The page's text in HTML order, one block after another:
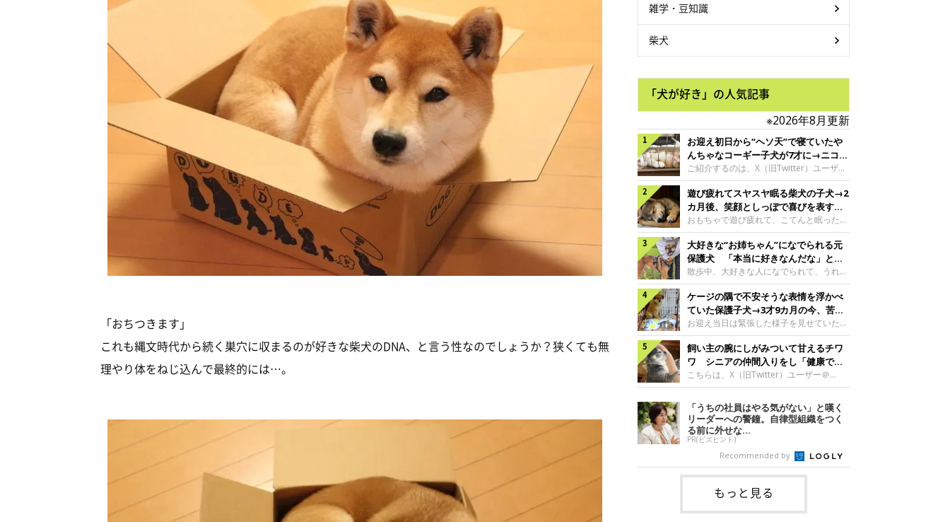
「おちつきます」
これも縄文時代から続く巣穴に収まるのが好きな柴犬のDNA、と言う性なのでしょうか？狭くても無
理やり体をねじ込んで最終的には…。
雑学・豆知識
柴犬
「犬が好き」の人気記事
※2026年8月更新
お迎え初日から“ヘソ天”で寝ていたや
んちゃなコーギー子犬が7才に→ニコニ
コ“コーギースマイル”が魅力のコに成
長！
ご紹介するのは、X（旧Twitter）ユーザー
＠Kus1oKg2vsgdWS2さんの愛犬でウェル
シュ・コーギー・ペンブロークの神楽ちゃ
ん。今年の8月で7才になるという神楽ちゃ
んですが、いったいどんな子犬時代を過ご
したのでしょうか。今回は、神楽ちゃんの
成長を飼い主さんと振り返ります！神楽ち
ゃんの成長について聞いた！お迎えから数
日後の神楽ちゃん（撮影時生後2カ月）＠
Kus1oKg2vsgdWS2――お迎え当初の神楽
ちゃんの様子について教えてください。飼
い主さん： 「お迎え当日から“ヘソ天”で寝
るようなコでし
遊び疲れてスヤスヤ眠る柴犬の子犬→2
カ月後、笑顔としっぽで喜びを表すコ
に成長！
おもちゃで遊び疲れて、こてんと眠った子
犬。あれから2カ月、表情や行動にさまざ
まな変化が見られるようになりました。遊
び疲れて眠る生後2カ月のなっちゃん遊び
疲れた様子のなっちゃん。@Pkndg_紹介
するのは、X（旧Twitter）ユーザー
@Pkndg_さんの愛犬・なっちゃん（取材
時、生後4カ月／柴犬）。こちらの写真
は、なっちゃんが生後2カ月のころに撮影
された一枚です。この日、なっちゃんは家
族と一緒におもちゃで遊んでいました。た
くさん遊んで疲れたのか、その後は眠り始
めたそうです。眠るなっちゃん。
@Pkndg_
大好きな“お姉ちゃん”になでられる元
保護犬 「本当に好きなんだな」と感
じる表情にほっこり
散歩中、大好きな人になでられて、うれし
そうな表情を見せる元保護犬。甘えるよう
な姿に、見ているこちらまでほっこりしま
す。大好きな“お姉ちゃん”に甘える小次郎
くん妹さんになでてもらい、うれしそうな
表情を見せる小次郎くん（2026年6月撮
影）。@mika_Jimmy紹介するのは、X（旧
Twitter）ユーザー@mika_Jimmyさんの愛
犬・小次郎くん（撮影時5才）。こちら
は、飼い主さんの妹さんと一緒に散歩をし
日、飼い主さんは実家から自宅へ帰る途
中、妹さんと公園で待ち合わせ
ケージの隅で不安そうな表情を浮かべ
ていた保護子犬→3才9カ月の今、苦手
を克服し頼もしいコに成長！
お迎え当日は緊張した様子を見せていた元
野犬の保護子犬。あれから約3年半、苦手
だったことを一つひとつ克服し、家族に寄
り添う姿を見せています。お迎え当日、ケ
ージの隅で不安そうにお迎え当日のシルビ
アちゃん。@nemonemotos今回紹介する
のは、X（旧Twitter）ユーザー
@nemonemotosさんの愛犬・シルビアち
ゃん（撮影当時、生後推定2カ月）。飼い
主さんが「#最初に撮った一枚」として投
稿した写真には、ケージの隅で不安そうな
表情を浮かべるシルビアちゃんの姿が写っ
ていました。こちらは、保護犬だったシル
飼い主の腕にしがみついて甘えるチワ
ワ シニアの仲間入りをし「健康で穏
やかな暮らしが続いてほしい」と願う
こちらは、X（旧Twitter）ユーザー＠
kotubusuke617さんが投稿した写真。写
っているのは、愛犬でチワワのつぶしゃん
（本名：こつぶちゃん）です。飼い主さん
の腕にしがみつくつぶしゃん（撮影時6
才）＠kotubusuke617撮影当時の状況に
ついて伺うと、飼い主さんはこう教えてく
れました。飼い主さん： 「ある休日のこ
とです。私がソファに座った途端にひざの
上にのってきたので、そのままなでながら
テレビを見ていたのですが、微動だにしな
いので気になって見てみると、腕にしがみ
「うちの社員はやる気がない」と嘆く
リーダーへの警鐘。自律型組織をつく
る前に外せな...
PR(ビズヒント)
Recommended by
もっと見る